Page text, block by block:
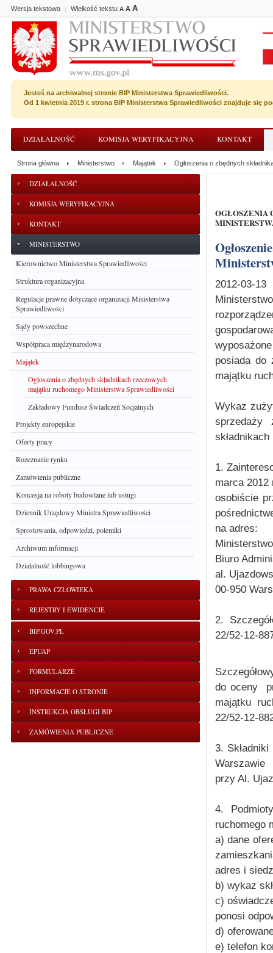
Wersja tekstowa | Wielkość tekstu A A A
Jesteś na archiwalnej stronie BIP Ministerstwa Sprawiedliwości.
Od 1 kwietnia 2019 r. strona BIP Ministerstwa Sprawiedliwości znajduje się
DZIAŁALNOŚĆ KOMISJA WERYFIKACYJNA KONTAKT
DZIAŁALNOŚĆ
KOMISJA WERYFIKACYJNA
KONTAKT
MINISTERSTWO
Kierownictwo Ministerstwa Sprawiedliwości
Struktura organizacyjna
Regulacje prawne dotyczące organizacji Ministerstwa
Sprawiedliwości
Sądy powszechne
Współpraca międzynarodowa
Majątek
Ogłoszenia o zbędnych składnikach rzeczowych
majątku ruchomego Ministerstwa Sprawiedliwości
Zakładowy Fundusz Świadczeń Socjalnych
Projekty europejskie
Oferty pracy
Rozeznanie rynku
Zamówienia publiczne
Koncesja na roboty budowlane lub usługi
Dziennik Urzędowy Ministra Sprawiedliwości
Sprostowania, odpowiedzi, polemiki
Archiwum informacji
Działalność lobbingowa
PRAWA CZŁOWIEKA
REJESTRY I EWIDENCJE
BIP.GOV.PL
EPUAP
FORMULARZE
INFORMACJE O STRONIE
INSTRUKCJA OBSŁUGI BIP
ZAMÓWIENIA PUBLICZNE
Strona główna Ministerstwo Majątek Ogłoszenia o zbędnych
OGŁOSZENIA O ZBĘDNYCH SKŁADNIKACH RZECZOWYCH MAJĄTKU RUCHOMEGO
Ogłoszenie o zużytych i zbędnych składnikach majątku ruchomego
2012-03-13
posiada do
majątku
Wykaz
sprzedaży
1.
marca
osobiście
na adres:
Biuro
al.
00-950
2.
22/52-12-
do oceny
majątku
22/52-12-
3.
Warszawie
przy Al.
4.
ruchomego
a) dane
adres i
b) wykaz
c)
ponosi
d)
e) telefon